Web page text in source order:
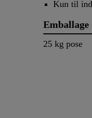
Kun til
Emballage
25 kg pose